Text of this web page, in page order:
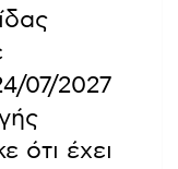
07/2027
ότι έχει